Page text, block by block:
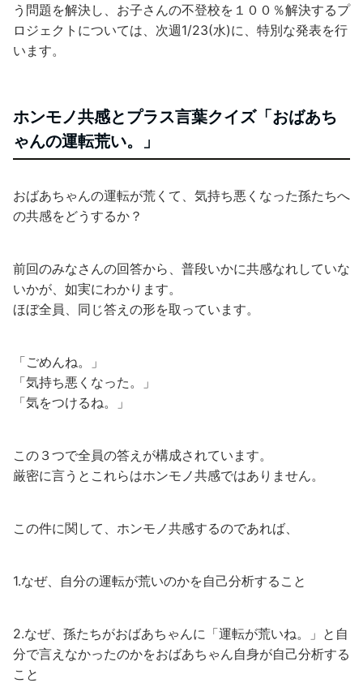
う問題を解決し、お子さんの不登校を１００％解決するプ
ロジェクトについては、次週1/23(水)に、特別な発表を行
います。
ホンモノ共感とプラス言葉クイズ「おばあち
ゃんの運転荒い。」
おばあちゃんの運転が荒くて、気持ち悪くなった孫たちへ
の共感をどうするか？
前回のみなさんの回答から、普段いかに共感なれしていな
いかが、如実にわかります。
ほぼ全員、同じ答えの形を取っています。
「ごめんね。」
「気持ち悪くなった。」
「気をつけるね。」
この３つで全員の答えが構成されています。
厳密に言うとこれらはホンモノ共感ではありません。
この件に関して、ホンモノ共感するのであれば、
1.なぜ、自分の運転が荒いのかを自己分析すること
2.なぜ、孫たちがおばあちゃんに「運転が荒いね。」と自
分で言えなかったのかをおばあちゃん自身が自己分析する
こと